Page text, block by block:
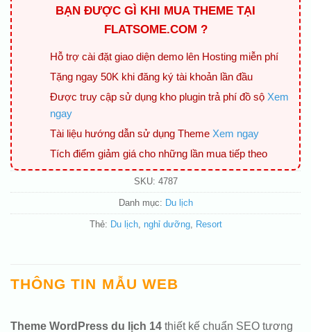
BẠN ĐƯỢC GÌ KHI MUA THEME TẠI
FLATSOME.COM ?
Hỗ trợ cài đặt giao diện demo lên Hosting miễn phí
Tặng ngay 50K khi đăng ký tài khoản lần đầu
Được truy cập sử dụng kho plugin trả phí đồ sộ Xem
ngay
Tài liệu hướng dẫn sử dụng Theme Xem ngay
Tích điểm giảm giá cho những lần mua tiếp theo
SKU: 4787
Danh mục: Du lịch
Thẻ: Du lịch, nghỉ dưỡng, Resort
THÔNG TIN MẪU WEB
Theme WordPress du lịch 14 thiết kế chuẩn SEO tương